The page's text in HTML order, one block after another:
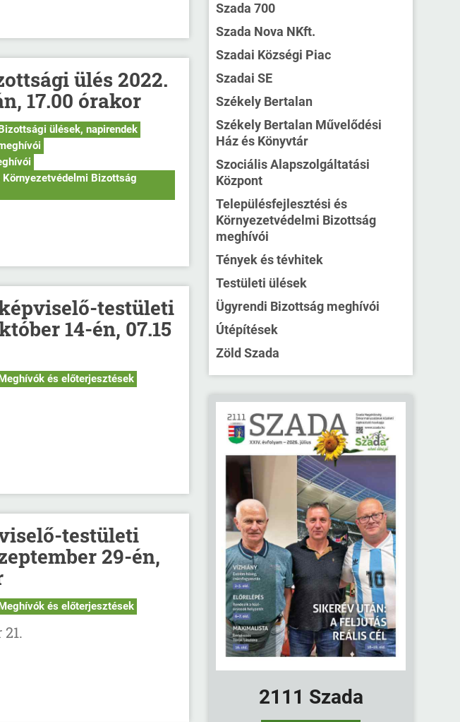
ülés 2022.
17.00 órakor
ülések, napirendek
Bizottság
testületi
14-én, 07.15
és előterjesztések
testületi
29-én,
Meghívók és előterjesztések
Szada 700
Szada Nova NKft.
Szadai Községi Piac
Szadai SE
Székely Bertalan
Székely Bertalan Művelődési
Ház és Könyvtár
Szociális Alapszolgáltatási
Központ
Településfejlesztési és
Környezetvédelmi Bizottság
meghívói
Tények és tévhitek
Testületi ülések
Ügyrendi Bizottság meghívói
Útépítések
Zöld Szada
2111 Szada